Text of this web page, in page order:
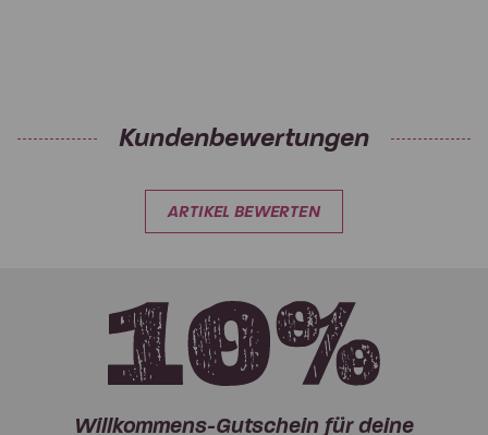
Kundenbewertungen
ARTIKEL BEWERTEN
Willkommens-Gutschein für deine